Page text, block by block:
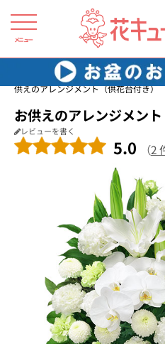
メニュー
花キューピット お供え・お悔やみ
供えのアレンジメント（供花台付き）
お供えのアレンジメント
レビューを書く
5.0 （2